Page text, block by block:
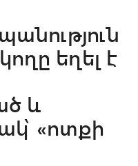
եղել է
և
«ոտքի